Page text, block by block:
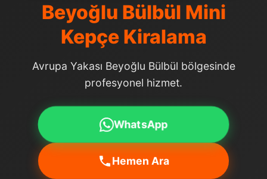
Beyoğlu Bülbül Mini
Kepçe Kiralama
Avrupa Yakası Beyoğlu Bülbül bölgesinde
profesyonel hizmet.
WhatsApp
Hemen Ara